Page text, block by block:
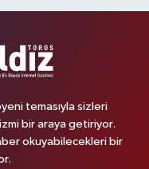
temasıyla sizleri
bir araya getiriyor.
okuyabilecekleri bir